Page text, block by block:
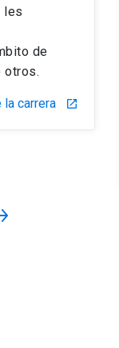
les
de
otros.
la carrera launch